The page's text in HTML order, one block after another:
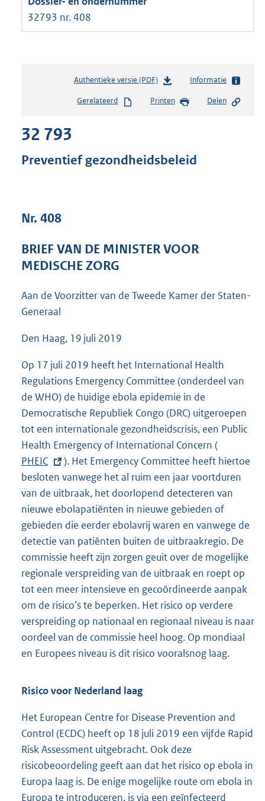
32793 nr. 408
Authentieke versie (PDF)b
s
d
s
e
9
Informatie
Gerelateerd Printen Delen
32 793
Preventief gezondheidsbeleid
Nr. 408
BRIEF VAN DE MINISTER VOOR
MEDISCHE ZORG
Aan de Voorzitter van de Tweede Kamer der Staten-
Generaal
Den Haag, 19 juli 2019
Op 17 juli 2019 heeft het International Health
Regulations Emergency Committee (onderdeel van
de WHO) de huidige ebola epidemie in de
Democratische Republiek Congo (DRC) uitgeroepen
tot een internationale gezondheidscrisis, een Public
Health Emergency of International Concern (
x
t
e
r
n
e
l
i
n
k
:
PHEIC
). Het Emergency Committee heeft hiertoe
besloten vanwege het al ruim een jaar voortduren
van de uitbraak, het doorlopend detecteren van
nieuwe ebolapatiënten in nieuwe gebieden of
gebieden die eerder ebolavrij waren en vanwege de
detectie van patiënten buiten de uitbraakregio. De
commissie heeft zijn zorgen geuit over de mogelijke
regionale verspreiding van de uitbraak en roept op
tot een meer intensieve en gecoördineerde aanpak
om de risico’s te beperken. Het risico op verdere
verspreiding op nationaal en regionaal niveau is naar
oordeel van de commissie heel hoog. Op mondiaal
en Europees niveau is dit risico vooralsnog laag.
Risico voor Nederland laag
Het European Centre for Disease Prevention and
Control (ECDC) heeft op 18 juli 2019 een vijfde Rapid
Risk Assessment uitgebracht. Ook deze
risicobeoordeling geeft aan dat het risico op ebola in
Europa laag is. De enige mogelijke route om ebola in
Europa te introduceren, is via een geïnfecteerd